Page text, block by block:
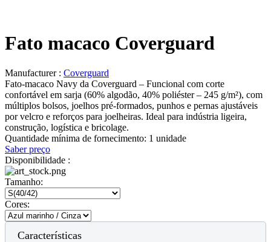
Fato macaco Coverguard
Manufacturer : Coverguard
Fato-macaco Navy da Coverguard – Funcional com corte
confortável em sarja (60% algodão, 40% poliéster – 245 g/m²), com
múltiplos bolsos, joelhos pré-formados, punhos e pernas ajustáveis
por velcro e reforços para joelheiras. Ideal para indústria ligeira,
construção, logística e bricolage.
Quantidade mínima de fornecimento: 1 unidade
Saber preço
Disponibilidade :
Tamanho:
Cores:
Características